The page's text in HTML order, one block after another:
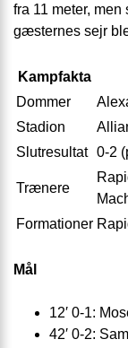
fra 11 meter,
gæsternes sejr
Kampfakta
Dommer
Stadion
Slutresultat 0-2
Trænere
Formationer
Mål
12′ 0-1:
42′ 0-2: